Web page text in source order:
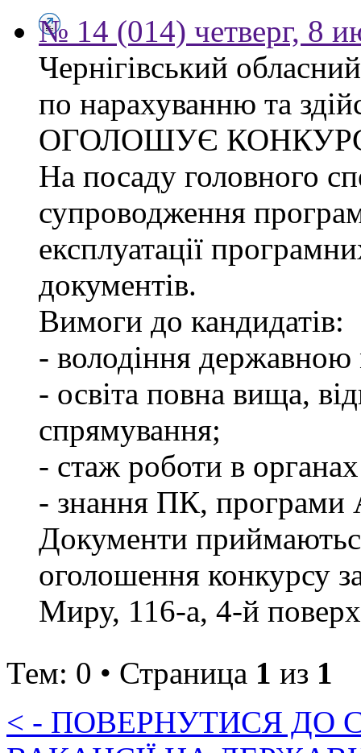
№ 14 (014) четверг, 8
Чернігівський
по нарахуванню та
ОГОЛОШУЄ
На посаду головного
супроводження
експлуатації
документів.
Вимоги до кандидатів:
- володіння
- освіта повна вища,
спрямування;
- стаж роботи в
- знання ПК,
Документи
оголошення конкурсу
Миру, 116-а, 4-й
Тем: 0 • Страница 1 из 1
< - ПОВЕРНУТИСЯ ДО